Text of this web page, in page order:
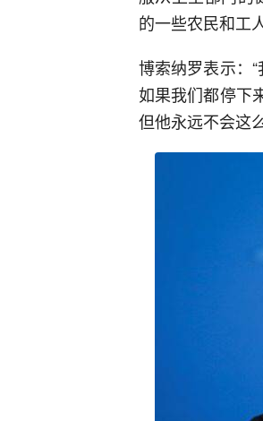
的一些农民和工
博索纳罗表示：
如果我们都停下
但他永远不会这